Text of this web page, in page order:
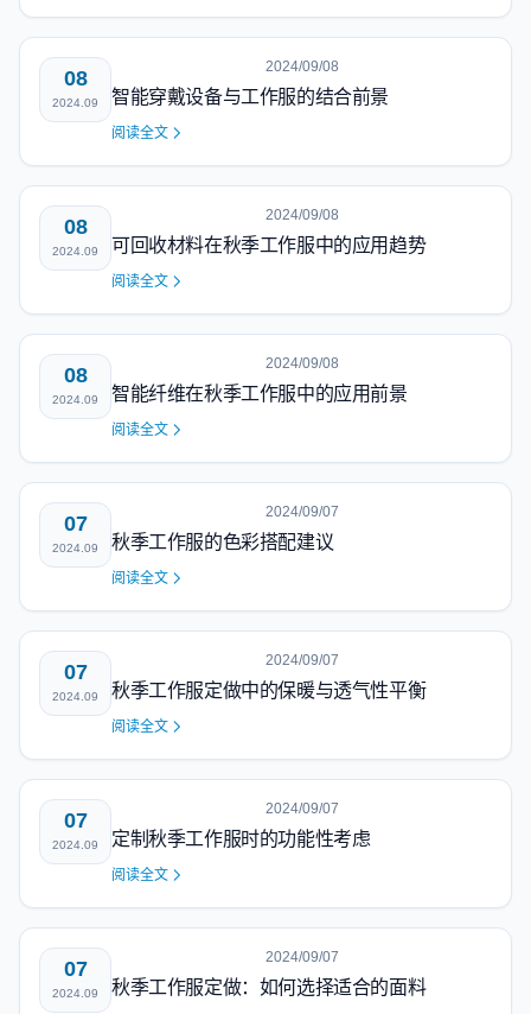
08
2024.09
2024/09/08
智能穿戴设备与工作服的结合前景
阅读全文
08
2024.09
2024/09/08
可回收材料在秋季工作服中的应用趋势
阅读全文
08
2024.09
2024/09/08
智能纤维在秋季工作服中的应用前景
阅读全文
07
2024.09
2024/09/07
秋季工作服的色彩搭配建议
阅读全文
07
2024.09
2024/09/07
秋季工作服定做中的保暖与透气性平衡
阅读全文
07
2024.09
2024/09/07
定制秋季工作服时的功能性考虑
阅读全文
07
2024.09
2024/09/07
秋季工作服定做：如何选择适合的面料